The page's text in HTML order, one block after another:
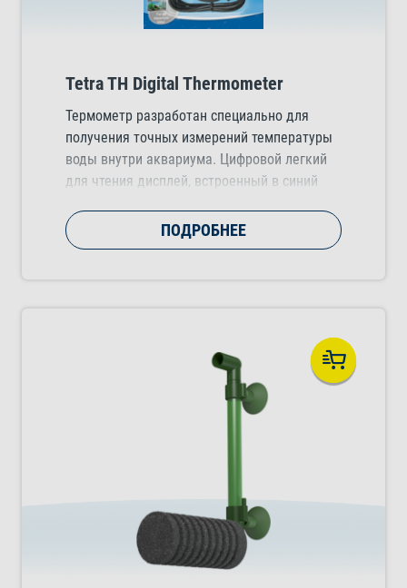
Tetra TH Digital Thermometer
Термометр разработан специально для
получения точных измерений температуры
воды внутри аквариума. Цифровой легкий
для чтения дисплей, встроенный в синий
размеров и поставляется в комплекте с
батареей Varta.
ПОДРОБНЕЕ